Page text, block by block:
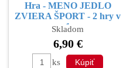
Hra - MENO JEDLO
ZVIERA ŠPORT - 2 hry v
1
Skladom
6,90 €
ks